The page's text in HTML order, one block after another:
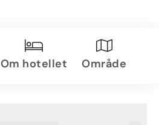
Om hotellet Område